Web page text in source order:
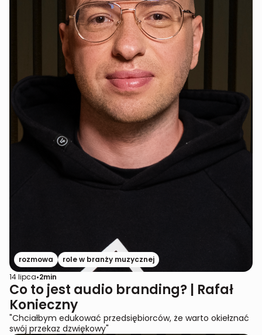
rozmowa
role w branży muzycznej
14 lipca•2min
Co to jest audio branding? | Rafał
Konieczny
"Chciałbym edukować przedsiębiorców, że warto okiełznać
swój przekaz dzwiękowy"